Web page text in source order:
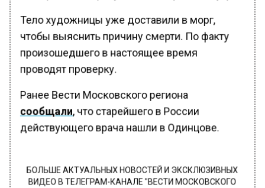
Тело художницы уже доставили в морг,
чтобы выяснить причину смерти. По факту
произошедшего в настоящее время
проводят проверку.
Ранее Вести Московского региона
сообщали, что старейшего в России
действующего врача нашли в Одинцове.
БОЛЬШЕ АКТУАЛЬНЫХ НОВОСТЕЙ И ЭКСКЛЮЗИВНЫХ
ВИДЕО В ТЕЛЕГРАМ-КАНАЛЕ "ВЕСТИ МОСКОВСКОГО